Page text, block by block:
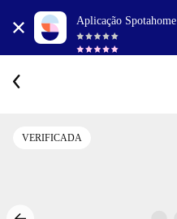
Aplicação Spotahome
VERIFICADA